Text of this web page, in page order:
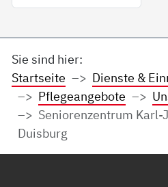
Sie sind hier:
Startseite
Dienste &
Pflegeangebote
Seniorenzentrum
Duisburg